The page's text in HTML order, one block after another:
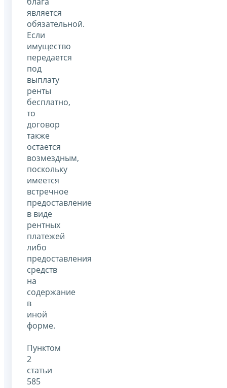
является
обязательной.
Если
имущество
передается
под
выплату
ренты
бесплатно,
то
договор
также
остается
возмездным,
поскольку
имеется
встречное
предоставление
в виде
рентных
платежей
либо
предоставления
средств
на
содержание
в
иной
форме.
Пунктом
2
статьи
585